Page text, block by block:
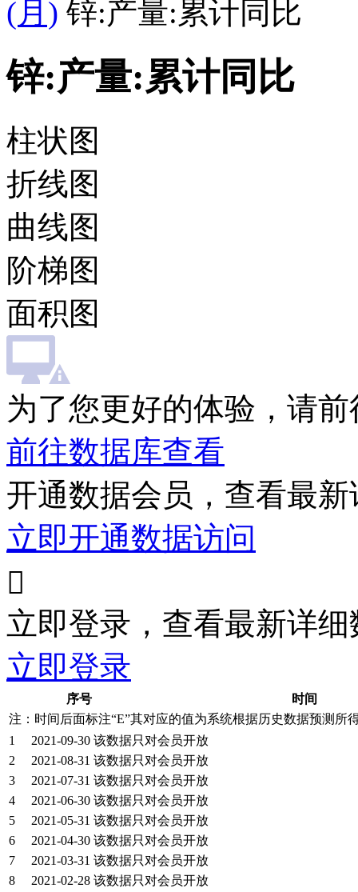
(月) 锌:产量:累计同比
锌:产量:累计同比
柱状图
折线图
曲线图
阶梯图
面积图
为了您更好的体验，请
前往数据库查看
开通数据会员，查看最
立即开通数据访问

立即登录，查看最新详细
立即登录
序号
时间
注：时间后面标注“E”其对应的值为系统根据历史数据预测所
1
2021-09-30 该数据只对会员开放
2
2021-08-31 该数据只对会员开放
3
2021-07-31 该数据只对会员开放
4
2021-06-30 该数据只对会员开放
5
2021-05-31 该数据只对会员开放
6
2021-04-30 该数据只对会员开放
7
2021-03-31 该数据只对会员开放
8
2021-02-28 该数据只对会员开放